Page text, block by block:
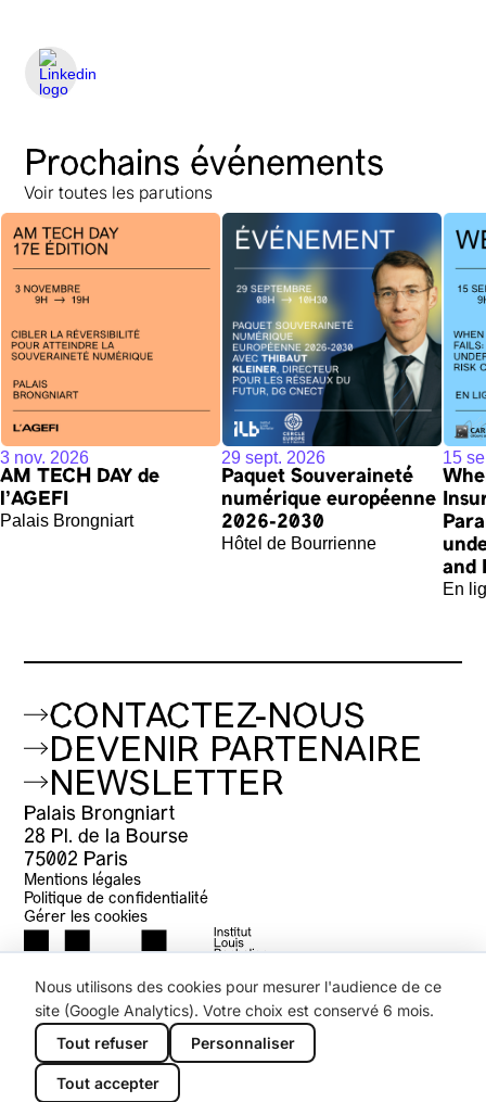
Prochains événements
Voir toutes les parutions
3 nov. 2026
AM TECH DAY de
l'AGEFI
Palais Brongniart
29 sept. 2026
Paquet Souveraineté
numérique européenne
2026-2030
Hôtel de Bourrienne
15
and
En
CONTACTEZ-NOUS
DEVENIR PARTENAIRE
NEWSLETTER
Palais Brongniart
28 Pl. de la Bourse
75002 Paris
Mentions légales
Politique de confidentialité
Gérer les cookies
Nous utilisons des cookies pour mesurer l'audience de ce
site (Google Analytics). Votre choix est conservé 6 mois.
Tout refuser
Personnaliser
Tout accepter